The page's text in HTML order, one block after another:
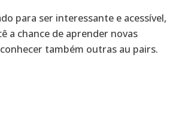
para ser interessante e acessível,
a chance de aprender novas
também outras au pairs.